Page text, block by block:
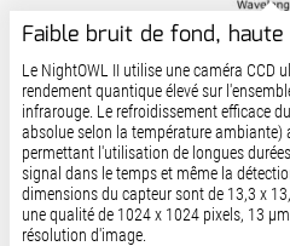
Faible bruit de fond,
Le NightOWL II utilise une caméra CCD
rendement quantique élevé sur
infrarouge. Le refroidissement efficace
absolue selon la température ambiante)
permettant l'utilisation de longues
signal dans le temps et même la
dimensions du capteur sont de 13,3 x
une qualité de 1024 x 1024 pixels, 13
résolution d'image.